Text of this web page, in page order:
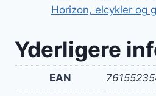
Horizon, elcykler og
Yderligere
EAN